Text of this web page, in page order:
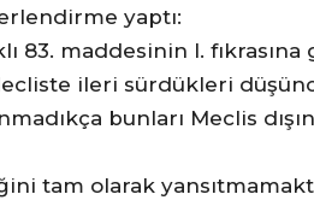
yaptı:
83. maddesinin I.
ileri sürdükleri
bunları Meclis
tam olarak